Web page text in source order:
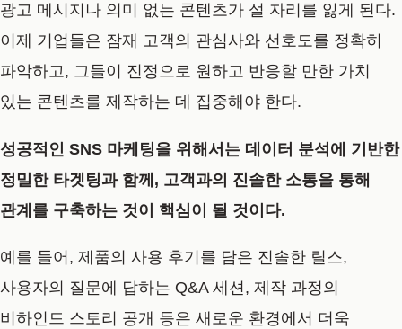
광고 메시지나 의미 없는 콘텐츠가 설 자리를 잃게 된다.
이제 기업들은 잠재 고객의 관심사와 선호도를 정확히
파악하고, 그들이 진정으로 원하고 반응할 만한 가치
있는 콘텐츠를 제작하는 데 집중해야 한다.
성공적인 SNS 마케팅을 위해서는 데이터 분석에 기반한
정밀한 타겟팅과 함께, 고객과의 진솔한 소통을 통해
관계를 구축하는 것이 핵심이 될 것이다.
예를 들어, 제품의 사용 후기를 담은 진솔한 릴스,
사용자의 질문에 답하는 Q&A 세션, 제작 과정의
비하인드 스토리 공개 등은 새로운 환경에서 더욱